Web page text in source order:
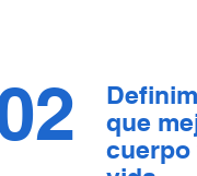
que
cuerpo